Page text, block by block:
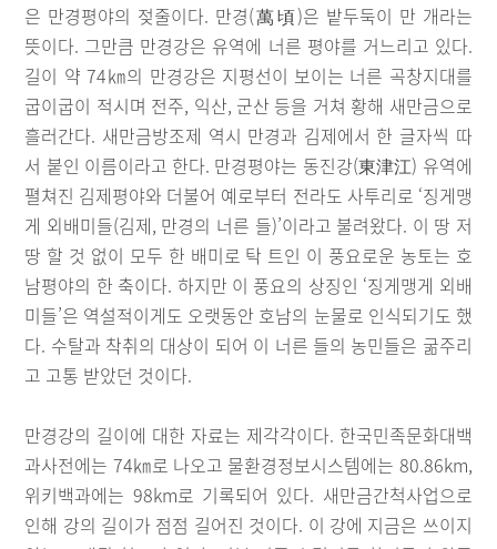
은 만경평야의 젖줄이다. 만경(萬頃)은 밭두둑이 만 개라는
뜻이다. 그만큼 만경강은 유역에 너른 평야를 거느리고 있다.
길이 약 74㎞의 만경강은 지평선이 보이는 너른 곡창지대를
굽이굽이 적시며 전주, 익산, 군산 등을 거쳐 황해 새만금으로
흘러간다. 새만금방조제 역시 만경과 김제에서 한 글자씩 따
서 붙인 이름이라고 한다. 만경평야는 동진강(東津江) 유역에
펼쳐진 김제평야와 더불어 예로부터 전라도 사투리로 ‘징게맹
게 외배미들(김제, 만경의 너른 들)’이라고 불려왔다. 이 땅 저
땅 할 것 없이 모두 한 배미로 탁 트인 이 풍요로운 농토는 호
남평야의 한 축이다. 하지만 이 풍요의 상징인 ‘징게맹게 외배
미들’은 역설적이게도 오랫동안 호남의 눈물로 인식되기도 했
다. 수탈과 착취의 대상이 되어 이 너른 들의 농민들은 굶주리
고 고통 받았던 것이다.
만경강의 길이에 대한 자료는 제각각이다. 한국민족문화대백
과사전에는 74㎞로 나오고 물환경정보시스템에는 80.86km,
위키백과에는 98km로 기록되어 있다. 새만금간척사업으로
인해 강의 길이가 점점 길어진 것이다. 이 강에 지금은 쓰이지